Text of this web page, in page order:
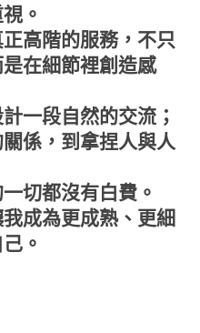
。
高階的服務，不只
在細節裡創造感
一段自然的交流；
係，到拿捏人與人
切都沒有白費。
成為更成熟、更細
。